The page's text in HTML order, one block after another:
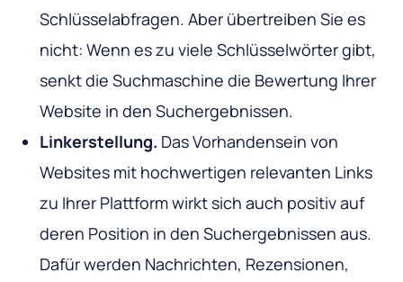
Schlüsselabfragen. Aber übertreiben Sie es
nicht: Wenn es zu viele Schlüsselwörter gibt,
senkt die Suchmaschine die Bewertung Ihrer
Website in den Suchergebnissen.
Linkerstellung. Das Vorhandensein von
Websites mit hochwertigen relevanten Links
zu Ihrer Plattform wirkt sich auch positiv auf
deren Position in den Suchergebnissen aus.
Dafür werden Nachrichten, Rezensionen,